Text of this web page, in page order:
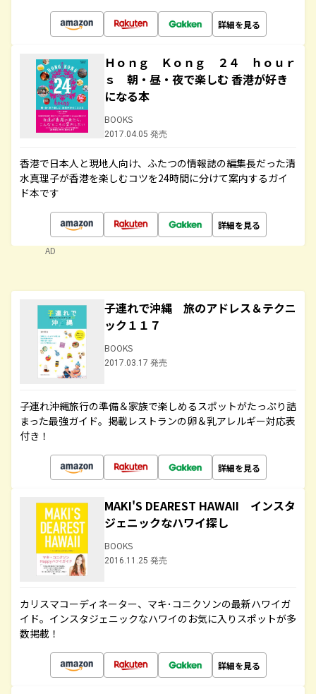
詳細を見る
Ｈｏｎｇ Ｋｏｎｇ ２４ ｈｏｕｒ
ｓ 朝・昼・夜で楽しむ 香港が好き
になる本
BOOKS
2017.04.05 発売
香港で日本人と現地人向け、ふたつの情報誌の編集長だった清
水真理子が香港を楽しむコツを24時間に分けて案内するガイ
ド本です
詳細を見る
AD
子連れで沖縄 旅のアドレス＆テクニ
ック１１７
BOOKS
2017.03.17 発売
子連れ沖縄旅行の準備＆家族で楽しめるスポットがたっぷり詰
まった最強ガイド。掲載レストランの卵＆乳アレルギー対応表
付き！
詳細を見る
MAKI'S DEAREST HAWAII インスタ
ジェニックなハワイ探し
BOOKS
2016.11.25 発売
カリスマコーディネーター、マキ･コニクソンの最新ハワイガ
イド。インスタジェニックなハワイのお気に入りスポットが多
数掲載！
詳細を見る